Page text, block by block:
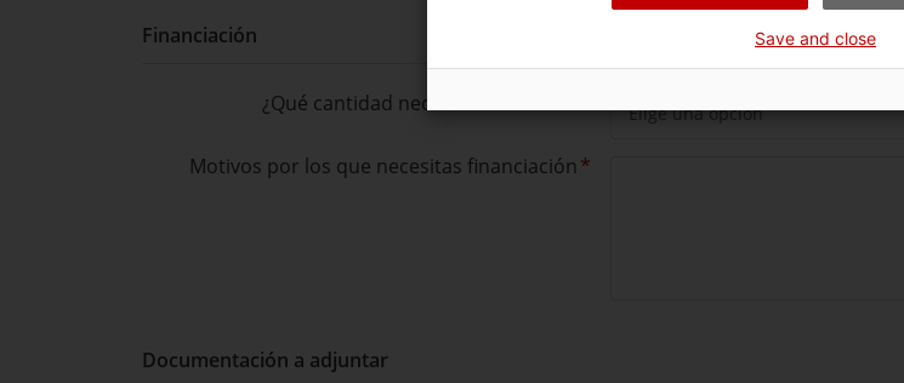
Financiación
¿Qué cantidad necesitas financiar? Elige una opción
Motivos por los que necesitas financiación
Documentación a adjuntar
Save and close